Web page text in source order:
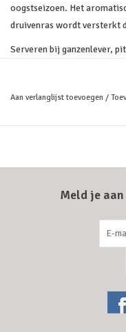
oogstseizoen. Het
druivenras wordt versterkt
Serveren bij ganzenlever,
Aan verlanglijst toevoegen /
Meld je